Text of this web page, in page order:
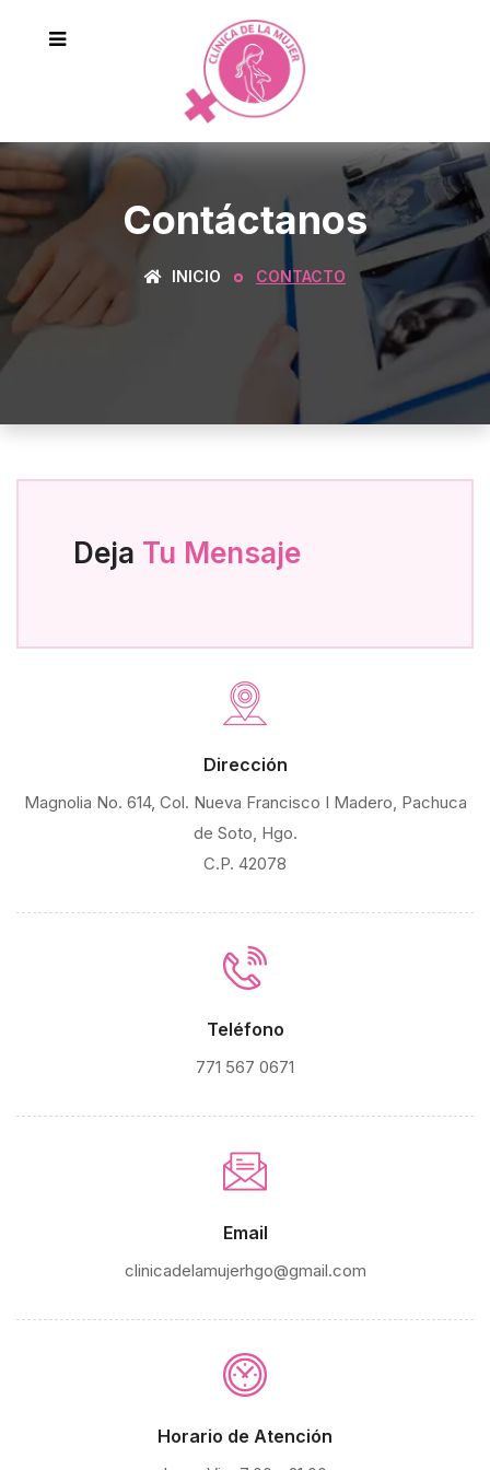
Contáctanos
INICIO CONTACTO
Deja Tu Mensaje
Dirección
Magnolia No. 614, Col. Nueva Francisco I Madero, Pachuca
de Soto, Hgo.
C.P. 42078
Teléfono
771 567 0671
Email
clinicadelamujerhgo@gmail.com
Horario de Atención